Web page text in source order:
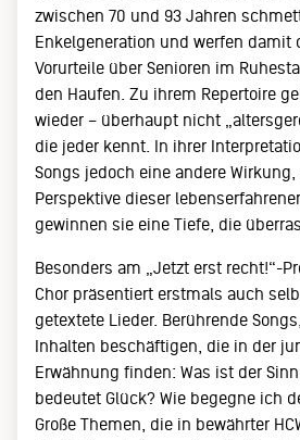
zwischen 70 und 93 Jahren
Enkelgeneration und werfen damit
Vorurteile über Senioren im
den Haufen. Zu ihrem Repertoire
wieder – überhaupt nicht
die jeder kennt. In ihrer
Songs jedoch eine andere
Perspektive dieser
gewinnen sie eine Tiefe, die
Besonders am „Jetzt erst recht!“-
Chor präsentiert erstmals auch
getextete Lieder. Berührende
Inhalten beschäftigen, die in der
Erwähnung finden: Was ist der
bedeutet Glück? Wie begegne ich
Große Themen, die in bewährter